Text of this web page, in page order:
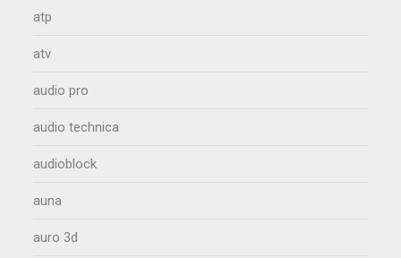
atp
atv
audio pro
audio technica
audioblock
auna
auro 3d